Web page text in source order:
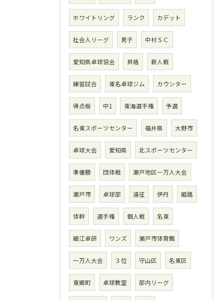
ホワイトリング ランク カデット
社会人リーグ 男子 中村ＳＣ
愛知県卓球協会 昇格 新人戦
練習試合 東名卓球ジム カウンター
得点板 中1 東海選手権 予選
名東スポーツセンター 福井県 大野市
卓球大会 愛知県 北スポーツセンター
準優勝 団体戦 瀬戸地区一万人大会
瀬戸市 卓球部 遠征 伊丹 姫路
体幹 選手権 個人戦 名東
細江卓研 ワンズ 瀬戸市体育館
一万人大会 ３位 守山区 名東区
東郷町 卓球教室 部内リーグ